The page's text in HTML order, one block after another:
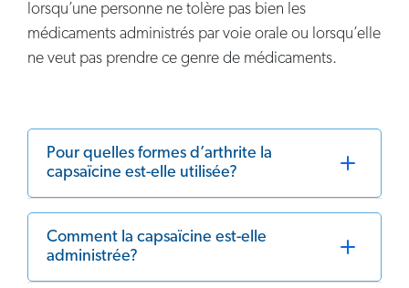
lorsqu’une personne ne tolère pas bien les
médicaments administrés par voie orale ou lorsqu’elle
ne veut pas prendre ce genre de médicaments.
Pour quelles formes d’arthrite la
capsaïcine est-elle utilisée?
Comment la capsaïcine est-elle
administrée?